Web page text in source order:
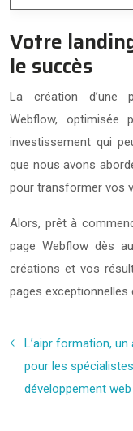
Votre
le succès
La création d’une
Webflow,
investissement qui
que nous avons
pour transformer vos
Alors, prêt à
page Webflow dès
créations et vos
pages
L’aipr formation, un
pour les
développement web